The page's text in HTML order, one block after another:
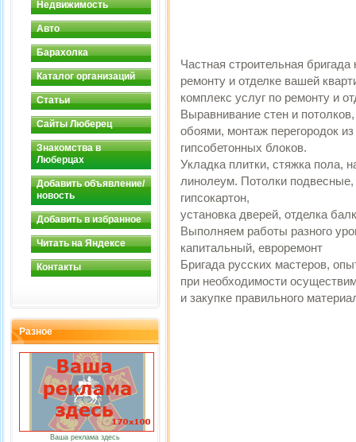
Недвижимость
Авто
Барахолка
Каталог организаций
Статьи
Сайты Люберец
Знакомства в
Люберцах
Добавить объявление/
новость
Добавить в избранное
Читать на Яндексе
Контакты
Разное
Ваша реклама здесь
Частная строительная
ремонту и отделке вашей
комплекс услуг по ремонту и
Выравнивание стен и
обоями, монтаж перегородок
гипсобетонных блоков.
Укладка плитки, стяжка пола,
линолеум. Потолки подвесные,
гипсокартон,
установка дверей, отделка
Выполняем работы разного
капитальный, евроремонт
Бригада русских мастеров,
при необходимости
и закупке правильного